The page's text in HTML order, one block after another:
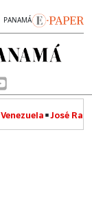
Venezuela José